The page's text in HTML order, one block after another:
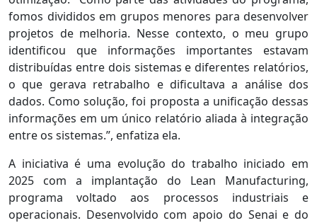
fomos divididos em grupos menores para desenvolver
projetos de melhoria. Nesse contexto, o meu grupo
identificou que informações importantes estavam
distribuídas entre dois sistemas e diferentes relatórios,
o que gerava retrabalho e dificultava a análise dos
dados. Como solução, foi proposta a unificação dessas
informações em um único relatório aliada à integração
entre os sistemas.”, enfatiza ela.
A iniciativa é uma evolução do trabalho iniciado em
2025 com a implantação do Lean Manufacturing,
programa voltado aos processos industriais e
operacionais. Desenvolvido com apoio do Senai e do